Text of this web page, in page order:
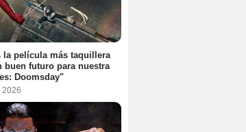
la película más taquillera
buen futuro para nuestra
Doomsday"
2026